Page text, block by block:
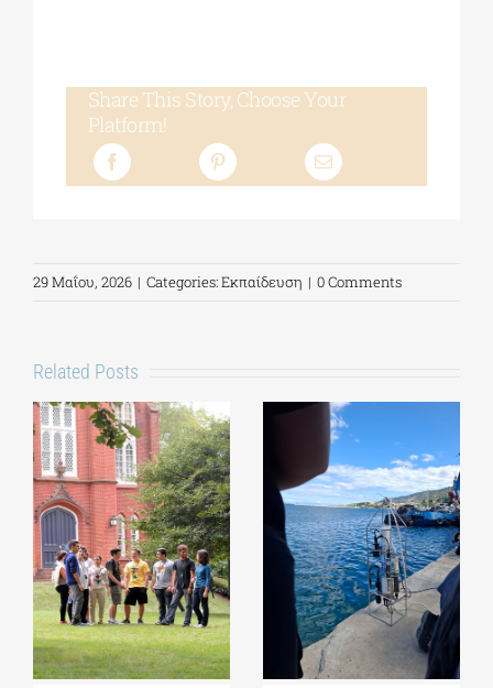
Share This Story, Choose Your
Platform!
29 Μαΐου, 2026 | Categories:Εκπαίδευση | 0 Comments
Related Posts